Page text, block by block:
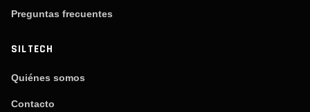
Preguntas frecuentes
SILTECH
Quiénes somos
Contacto